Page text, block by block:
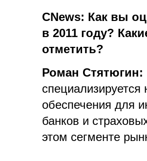
CNews: Как вы
в 2011 году?
отметить?
Роман Стятюгин:
специализируется
обеспечения для
банков и
этом сегменте